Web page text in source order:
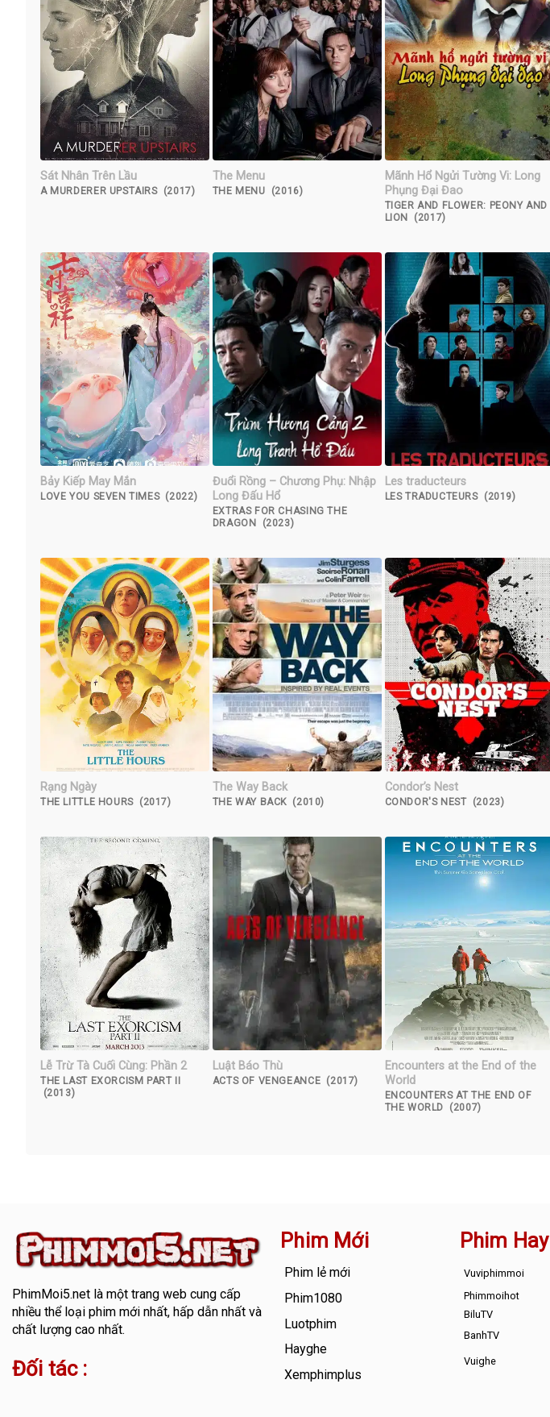
Sát Nhân Trên Lầu
A MURDERER UPSTAIRS (2017)
The Menu
THE MENU (2016)
Mãnh Hổ Ngửi Tường Vi: Long
Phụng Đại Đao
TIGER AND FLOWER: PEONY AND
LION (2017)
Bảy Kiếp May Mắn
LOVE YOU SEVEN TIMES (2022)
Đuổi Rồng – Chương Phụ: Nhập
Long Đấu Hổ
EXTRAS FOR CHASING THE
DRAGON (2023)
Les traducteurs
LES TRADUCTEURS (2019)
Rạng Ngày
THE LITTLE HOURS (2017)
The Way Back
THE WAY BACK (2010)
Condor’s Nest
CONDOR'S NEST (2023)
Lễ Trừ Tà Cuối Cùng: Phần 2
THE LAST EXORCISM PART II
(2013)
Luật Báo Thù
ACTS OF VENGEANCE (2017)
Encounters at the End of the
World
ENCOUNTERS AT THE END OF
THE WORLD (2007)
PhimMoi5.netlà một trang web cung cấp
nhiều thể loại phim mới nhất, hấp dẫn nhất và
chất lượng cao nhất.
Đối tác :
Phim Mới
Phim lẻ mới
Phim1080
Luotphim
Hayghe
Xemphimplus
Phim Hay
Vuviphimmoi
Phimmoihot
BiluTV
BanhTV
Vuighe